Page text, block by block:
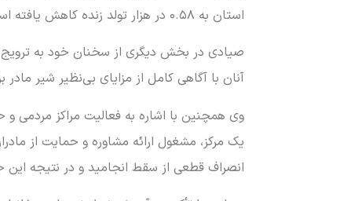
استان به ۰.۵۸ در هزار تولد زنده کاهش یافته است که این دستاورد ارزشمندی به شمار می‌رود.
آنان با آگاهی کامل از مزایای بی‌نظیر شیر مادر
انصراف قطعی از سقط انجامید و در نتیجه این حمایت‌ها، ۶۲ نوزاد سالم چشم